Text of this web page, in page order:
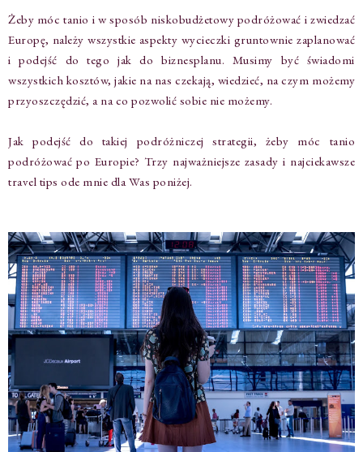
Żeby móc tanio i w sposób niskobudżetowy podróżować i zwiedzać
Europę, należy wszystkie aspekty wycieczki gruntownie zaplanować
i podejść do tego jak do biznesplanu. Musimy być świadomi
wszystkich kosztów, jakie na nas czekają, wiedzieć, na czym możemy
przyoszczędzić, a na co pozwolić sobie nie możemy.
Jak podejść do takiej podróżniczej strategii, żeby móc tanio
podróżować po Europie? Trzy najważniejsze zasady i najciekawsze
travel tips ode mnie dla Was poniżej.